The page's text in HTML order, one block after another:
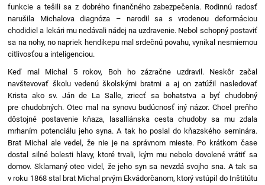
funkcie a tešili sa z dobrého finančného zabezpečenia. Rodinnú radosť
narušila Michalova diagnóza – narodil sa s vrodenou deformáciou
chodidiel a lekári mu nedávali nádej na uzdravenie. Nebol schopný postaviť
sa na nohy, no napriek hendikepu mal srdečnú povahu, vynikal nesmiernou
citlivosťou a inteligenciou.
Keď mal Michal 5 rokov, Boh ho zázračne uzdravil. Neskôr začal
navštevovať školu vedenú školskými bratmi a aj on zatúžil nasledovať
Krista ako sv. Ján de La Salle, zriecť sa bohatstva a byť chudobný
pre chudobných. Otec mal na synovu budúcnosť iný názor. Chcel preňho
dôstojné postavenie kňaza, lasalliánska cesta chudoby sa mu zdala
mrhaním potenciálu jeho syna. A tak ho poslal do kňazského seminára.
Brat Michal ale vedel, že nie je na správnom mieste. Po krátkom čase
dostal silné bolesti hlavy, ktoré trvali, kým mu nebolo dovolené vrátiť sa
domov. Sklamaný otec videl, že jeho syn sa nevzdá svojho sna. A tak sa
v roku 1868 stal brat Michal prvým Ekvádorčanom, ktorý vstúpil do Inštitútu